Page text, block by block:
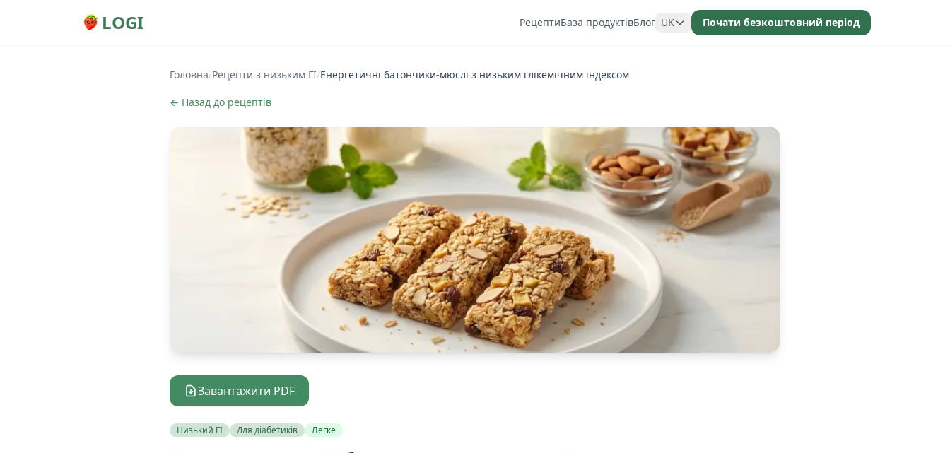
LOGI РецептиБаза продуктівБлог UK Почати безкоштовний період
Головна/Рецепти з низьким ГІ/Енергетичні батончики-мюслі з низьким глікемічним індексом
← Назад до рецептів
Завантажити PDF
Низький ГІ Для діабетиків Легке